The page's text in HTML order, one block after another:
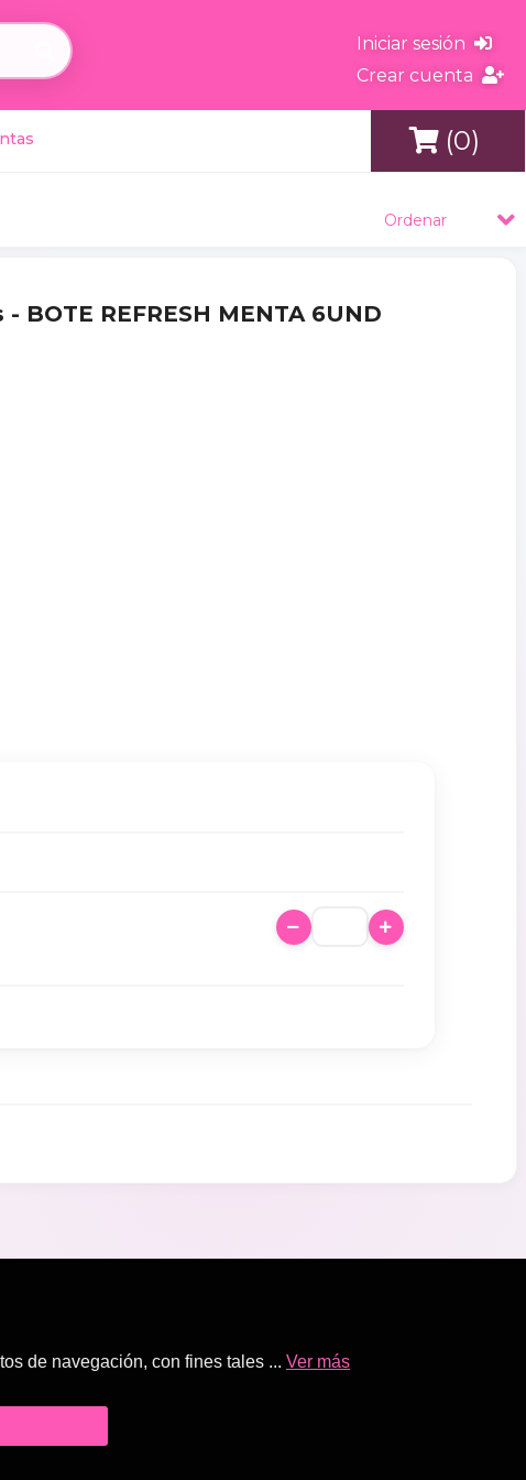
Iniciar sesión
Crear cuenta
(0)
Ordenar
BOTE REFRESH MENTA 6UND
de navegación, con fines tales ... Ver más